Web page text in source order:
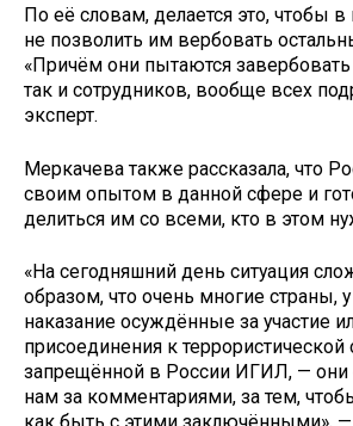
По её словам, делается это, чтобы
не позволить им вербовать
«Причём они пытаются
так и сотрудников, вообще всех
эксперт.
Меркачева также рассказала, что
своим опытом в данной сфере и
делиться им со всеми, кто в этом
«На сегодняшний день ситуация
образом, что очень многие страны,
наказание осуждённые за участие
присоединения к террористической
запрещённой в России ИГИЛ, — они
нам за комментариями, за тем,